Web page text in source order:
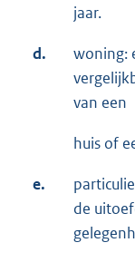
jaar.
d.
woning:
van een
huis of
e.
de